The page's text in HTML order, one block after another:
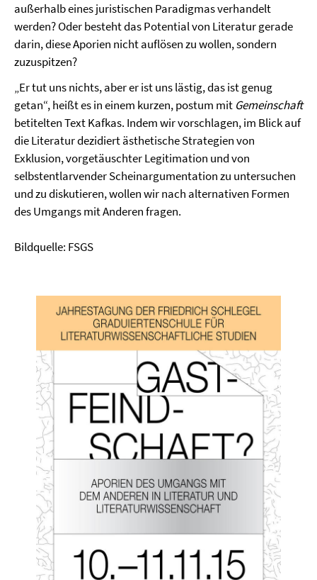
außerhalb eines juristischen Paradigmas verhandelt
werden? Oder besteht das Potential von Literatur gerade
darin, diese Aporien nicht auflösen zu wollen, sondern
zuzuspitzen?
„Er tut uns nichts, aber er ist uns lästig, das ist genug
getan“, heißt es in einem kurzen, postum mit Gemeinschaft
betitelten Text Kafkas. Indem wir vorschlagen, im Blick auf
die Literatur dezidiert ästhetische Strategien von
Exklusion, vorgetäuschter Legitimation und von
selbstentlarvender Scheinargumentation zu untersuchen
und zu diskutieren, wollen wir nach alternativen Formen
des Umgangs mit Anderen fragen.
Bildquelle: FSGS